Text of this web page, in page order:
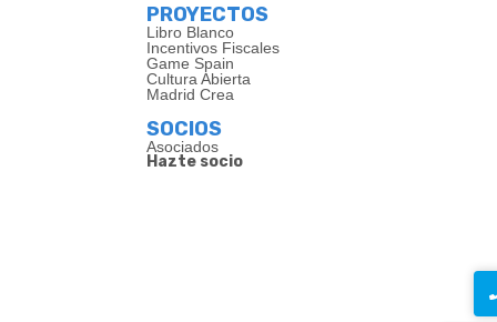
PROYECTOS
Libro Blanco
Incentivos Fiscales
Game Spain
Cultura Abierta
Madrid Crea
SOCIOS
Asociados
Hazte socio